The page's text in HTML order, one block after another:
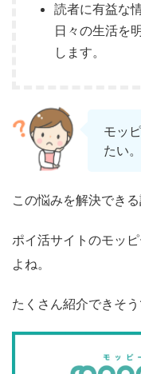
読者に有益な
日々の生活を
します。
モッ
たい。
この悩みを解決でき
ポイ活サイトのモッ
よね。
たくさん紹介できそう